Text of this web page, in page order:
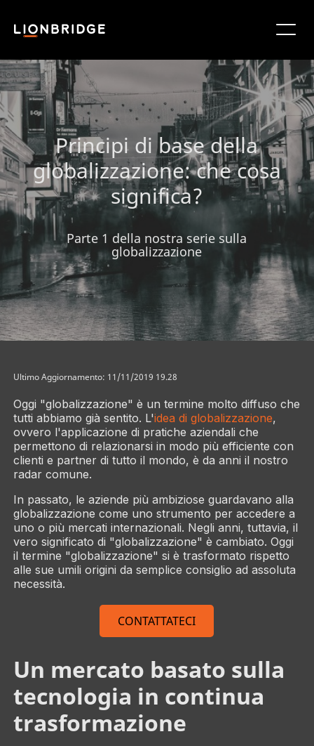
Principi di base della
globalizzazione: che cosa
significa?
Parte 1 della nostra serie sulla
globalizzazione
Ultimo Aggiornamento: 11/11/2019 19.28
Oggi "globalizzazione" è un termine molto diffuso che
tutti abbiamo già sentito. L'idea di globalizzazione,
ovvero l'applicazione di pratiche aziendali che
permettono di relazionarsi in modo più efficiente con
clienti e partner di tutto il mondo, è da anni il nostro
radar comune.
In passato, le aziende più ambiziose guardavano alla
globalizzazione come uno strumento per accedere a
uno o più mercati internazionali. Negli anni, tuttavia, il
vero significato di "globalizzazione" è cambiato. Oggi
il termine "globalizzazione" si è trasformato rispetto
alle sue umili origini da semplice consiglio ad assoluta
necessità.
CONTATTATECI
Un mercato basato sulla
tecnologia in continua
trasformazione